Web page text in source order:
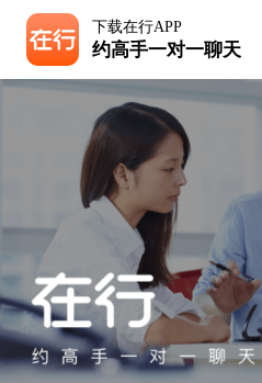
下载在行APP
约高手一对一聊天